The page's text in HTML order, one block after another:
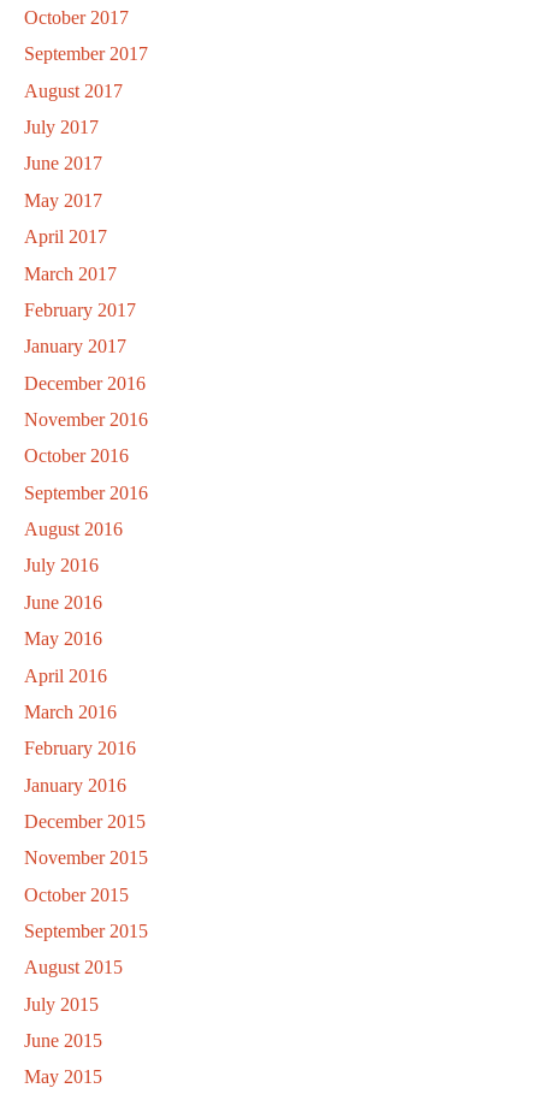
October 2017
September 2017
August 2017
July 2017
June 2017
May 2017
April 2017
March 2017
February 2017
January 2017
December 2016
November 2016
October 2016
September 2016
August 2016
July 2016
June 2016
May 2016
April 2016
March 2016
February 2016
January 2016
December 2015
November 2015
October 2015
September 2015
August 2015
July 2015
June 2015
May 2015